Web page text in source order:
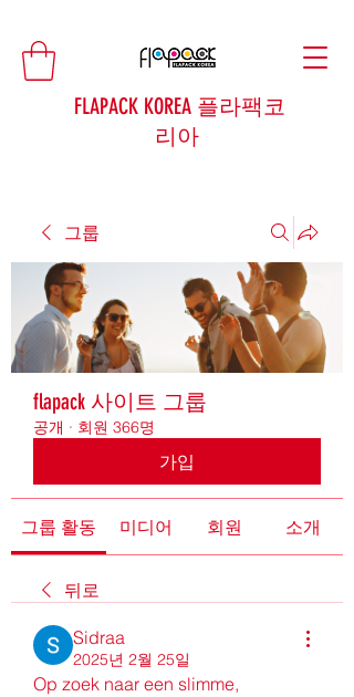
FLAPACK KOREA 플라팩코
리아
그룹
flapack 사이트 그룹
공개 · 회원 366명
가입
그룹 활동 미디어 회원 소개
뒤로
Sidraa
2025년 2월 25일
Op zoek naar een slimme,